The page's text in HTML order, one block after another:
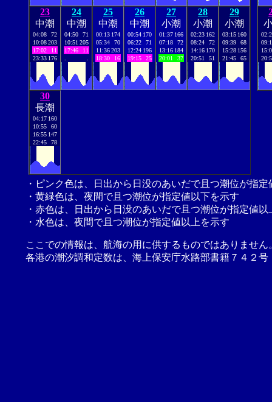
23
中潮
04:08
72
10:08203
17:02
11
23:33 176
24
中潮
04:50
71
10:51 205
17:46
11
25
中潮
00:13 174
05:34
70
11:36203
18:30
16
26
中潮
00:54 170
06:22
71
12:24 196
19:15
25
27
小潮
01:37 166
07:18
72
13:16 184
20:01
37
28
小潮
02:23 162
08:24
72
14:16 170
20:51
51
29
小潮
03:15 160
09:39
68
15:28 156
21:45
65
30
長潮
04:17 160
10:55
60
16:55 147
22:45
78
・ピンク色は、日出から日没のあいだで且つ潮位が指
・黄緑色は、夜間で且つ潮位が指定値以下を示す
・赤色は、日出から日没のあいだで且つ潮位が指定値以
・水色は、夜間で且つ潮位が指定値以上を示す
ここでの情報は、航海の用に供するものではありませ
各港の潮汐調和定数は、海上保安庁水路部書籍７４２